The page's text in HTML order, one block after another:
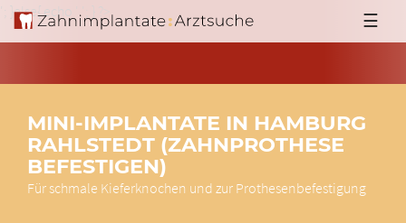
'; }else{ echo ' '; } ?> ☰
MINI-IMPLANTATE IN HAMBURG
RAHLSTEDT (ZAHNPROTHESE
BEFESTIGEN)
Für schmale Kieferknochen und zur Prothesenbefestigung